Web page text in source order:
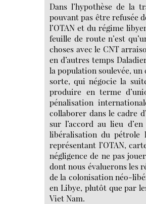
Dans l’hypothèse de la
pouvant pas être refusée
l’OTAN et du régime
feuille de route n’est
choses avec le CNT
en d’autres temps
la population soulevée, un
sorte, qui négocie la
produire en terme
pénalisation
collaborer dans le cadre
sur l’accord au lieu
libéralisation du pétrole
représentant l’OTAN,
négligence de ne pas
dont nous évaluerons les
de la colonisation néo-
en Libye, plutôt que par
Viet Nam.